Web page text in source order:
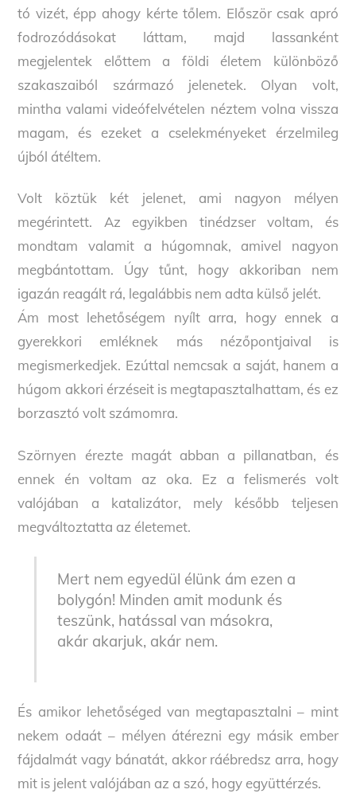
tó vizét, épp ahogy kérte tőlem. Először csak apró
fodrozódásokat láttam, majd lassanként
megjelentek előttem a földi életem különböző
szakaszaiból származó jelenetek. Olyan volt,
mintha valami videófelvételen néztem volna vissza
magam, és ezeket a cselekményeket érzelmileg
újból átéltem.
Volt köztük két jelenet, ami nagyon mélyen
megérintett. Az egyikben tinédzser voltam, és
mondtam valamit a húgomnak, amivel nagyon
megbántottam. Úgy tűnt, hogy akkoriban nem
igazán reagált rá, legalábbis nem adta külső jelét.
Ám most lehetőségem nyílt arra, hogy ennek a
gyerekkori emléknek más nézőpontjaival is
megismerkedjek. Ezúttal nemcsak a saját, hanem a
húgom akkori érzéseit is megtapasztalhattam, és ez
borzasztó volt számomra.
Szörnyen érezte magát abban a pillanatban, és
ennek én voltam az oka. Ez a felismerés volt
valójában a katalizátor, mely később teljesen
megváltoztatta az életemet.
Mert nem egyedül élünk ám ezen a
bolygón! Minden amit modunk és
teszünk, hatással van másokra,
akár akarjuk, akár nem.
És amikor lehetőséged van megtapasztalni – mint
nekem odaát – mélyen átérezni egy másik ember
fájdalmát vagy bánatát, akkor ráébredsz arra, hogy
mit is jelent valójában az a szó, hogy együttérzés.